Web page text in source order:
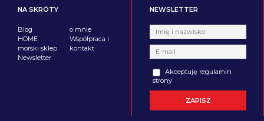
NA SKRÓTY
Blog
HOME
morski sklep
Newsletter
o mnie
Współpraca i
kontakt
NEWSLETTER
Akceptuję regulamin
strony